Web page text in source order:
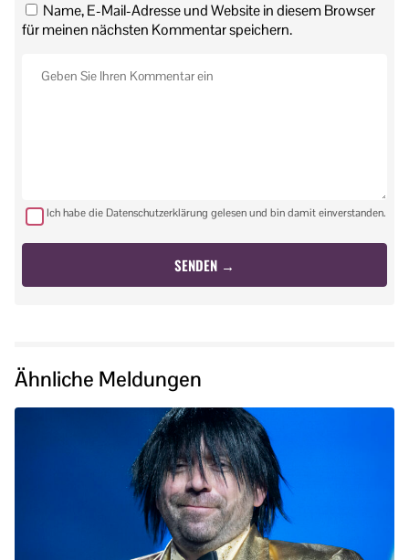
Name, E-Mail-Adresse und Website in diesem Browser
für meinen nächsten Kommentar speichern.
Ich habe die Datenschutzerklärung gelesen und bin damit einverstanden.
Ähnliche Meldungen